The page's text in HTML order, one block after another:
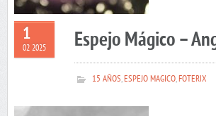
1
02 2025 Espejo Mágico –
15 AÑOS,ESPEJO MAGICO,FOTERIX